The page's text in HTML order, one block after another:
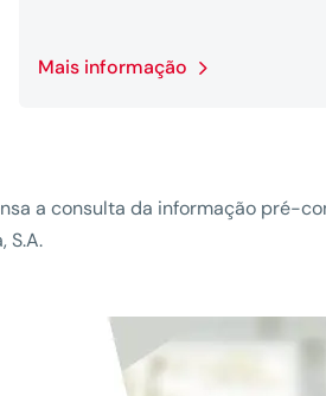
Mais informação
a consulta da informação pré-
S.A.